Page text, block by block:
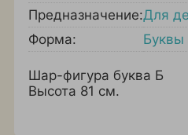
Предназначение:Для
Форма:
Буквы
Шар-фигура буква Б
Высота 81 см.